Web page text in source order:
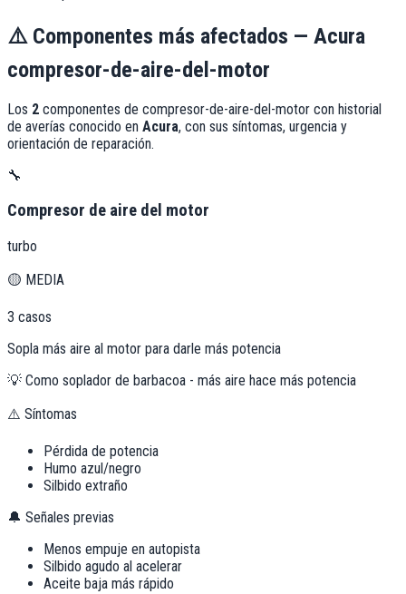
⚠️Componentes más afectados — Acura
compresor-de-aire-del-motor
Los 2 componentes de compresor-de-aire-del-motor con historial
de averías conocido en Acura, con sus síntomas, urgencia y
orientación de reparación.
🔧
Compresor de aire del motor
turbo
🟡 MEDIA
3 casos
Sopla más aire al motor para darle más potencia
💡 Como soplador de barbacoa - más aire hace más potencia
⚠️ Síntomas
Pérdida de potencia
Humo azul/negro
Silbido extraño
🔔 Señales previas
Menos empuje en autopista
Silbido agudo al acelerar
Aceite baja más rápido